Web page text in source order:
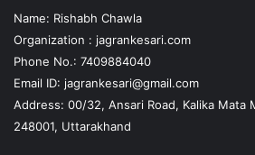
Name: Rishabh Chawla
Organization : jagrankesari.com
Phone No.: 7409884040
Email ID: jagrankesari@gmail.com
Address: 00/32, Ansari Road, Kalika Mata
248001, Uttarakhand